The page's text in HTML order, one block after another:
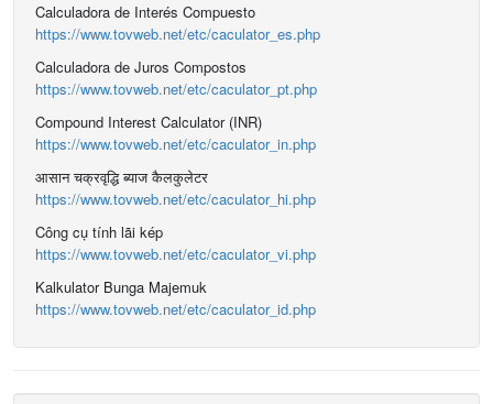
Calculadora de Interés Compuesto
https://www.tovweb.net/etc/caculator_es.php
Calculadora de Juros Compostos
https://www.tovweb.net/etc/caculator_pt.php
Compound Interest Calculator (INR)
https://www.tovweb.net/etc/caculator_in.php
आसान चक्रवृद्धि ब्याज कैलकुलेटर
https://www.tovweb.net/etc/caculator_hi.php
Công cụ tính lãi kép
https://www.tovweb.net/etc/caculator_vi.php
Kalkulator Bunga Majemuk
https://www.tovweb.net/etc/caculator_id.php